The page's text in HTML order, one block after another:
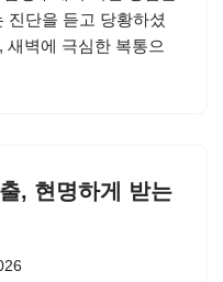
진단을 듣고 당황하셨
새벽에 극심한 복통으
, 현명하게 받는